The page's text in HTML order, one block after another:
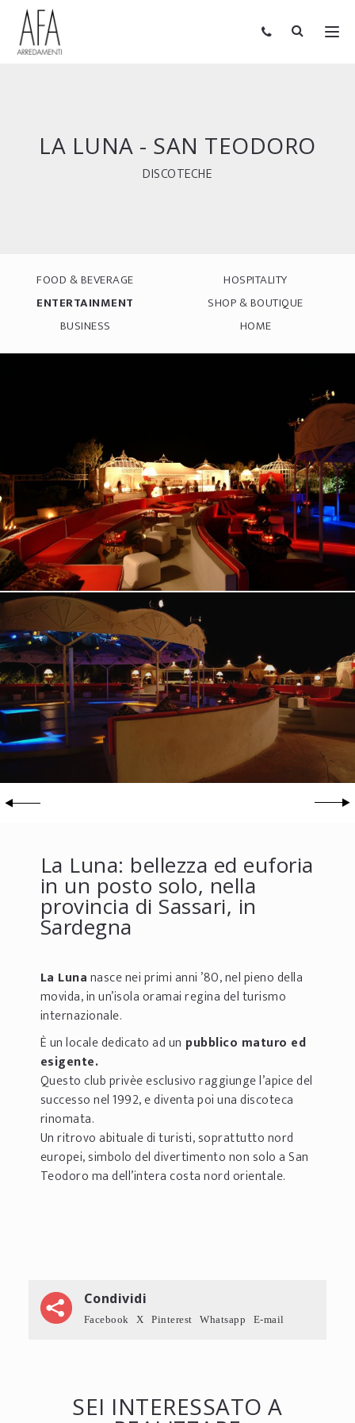
LA LUNA - SAN TEODORO
DISCOTECHE
FOOD & BEVERAGE
HOSPITALITY
ENTERTAINMENT
SHOP & BOUTIQUE
BUSINESS
HOME
La Luna: bellezza ed euforia
in un posto solo, nella
provincia di Sassari, in
Sardegna
La Lunanasce nei primi anni ’80, nel pieno della
movida, in un’isola oramai regina del turismo
internazionale.
È un locale dedicato ad un pubblico maturo ed
esigente.
Questo club privèe esclusivo raggiunge l’apice del
successo nel 1992, e diventa poi una discoteca
rinomata.
Un ritrovo abituale di turisti, soprattutto nord
europei, simbolo del divertimento non solo a San
Teodoro ma dell’intera costa nord orientale.
Condividi
Facebook X Pinterest Whatsapp E-mail
SEI INTERESSATO A